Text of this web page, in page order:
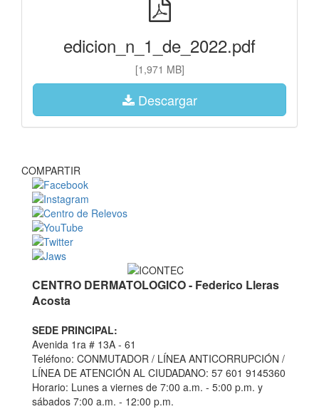
edicion_n_1_de_2022.pdf
[1,971 MB]
Descargar
COMPARTIR
CENTRO DERMATOLOGICO - Federico Lleras
Acosta
SEDE PRINCIPAL:
Avenida 1ra # 13A - 61
Teléfono: CONMUTADOR / LÍNEA ANTICORRUPCIÓN /
LÍNEA DE ATENCIÓN AL CIUDADANO: 57 601 9145360
Horario: Lunes a viernes de 7:00 a.m. - 5:00 p.m. y
sábados 7:00 a.m. - 12:00 p.m.